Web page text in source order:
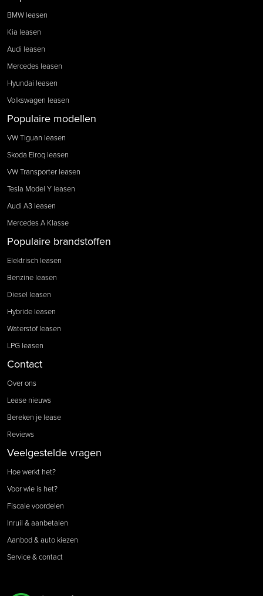
BMW leasen
Kia leasen
Audi leasen
Mercedes leasen
Hyundai leasen
Volkswagen leasen
Populaire modellen
VW Tiguan leasen
Skoda Elroq leasen
VW Transporter leasen
Tesla Model Y leasen
Audi A3 leasen
Mercedes A Klasse
Populaire brandstoffen
Elektrisch leasen
Benzine leasen
Diesel leasen
Hybride leasen
Waterstof leasen
LPG leasen
Contact
Over ons
Lease nieuws
Bereken je lease
Reviews
Veelgestelde vragen
Hoe werkt het?
Voor wie is het?
Fiscale voordelen
Inruil & aanbetalen
Aanbod & auto kiezen
Service & contact